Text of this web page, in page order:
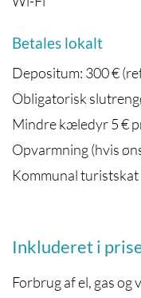
Betales lokalt
Depositum: 300 €
Obligatorisk
Mindre kæledyr 5 €
Opvarmning (hvis
Kommunal turistskat
Inkluderet i
Forbrug af el, gas og